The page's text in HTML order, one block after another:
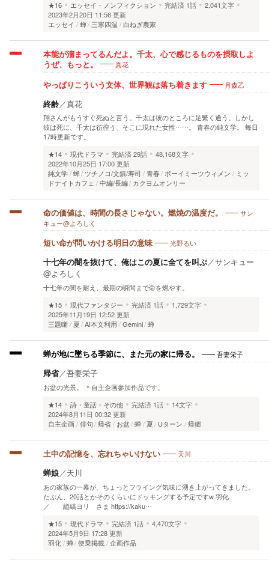
★16
エッセイ・ノンフィクション 完結済 1話
2,041文字
2023年2月20日 11:56 更新
エッセイ
蝉 三寒四温 白ねぎ農家
本能が溜まってるんだよ。千太、心で感じるものを摂取しよ
うぜ、もっと。
真花
やっぱりこういう文体、世界観は落ち着きます 月森乙
終齢／真花
翔さんがもうすぐ死ぬと言う。千太は彼のところに足繁く通う。しかし
彼は死に、千太は彷徨う、そこに現れた女性……。 青春の純文学。 毎日
17時更新です。
★14
現代ドラマ 完結済29話
48,168文字
2022年10月25日 17:00 更新
純文学 蝉 ツチノコ/文鎮/寿司 青春 ボーイミーツウィメン
ミッ
ドナイトカフェ
中編/長編 カクヨムオンリー
命の価値は、時間の長さじゃない。燃焼の温度だ。
サン
キュー@よろしく
短い命が問いかける明日の意味 光野るい
十七年の闇を抜けて、俺はこの夏に全てを叫ぶ／サンキュー
@よろしく
十七年の闇を耐え、最期の瞬間まで命を燃やす。
★15
現代ファンタジー 完結済 1話
1,729文字
2025年11月19日 12:52 更新
三題噺 夏 AI本文利用 Gemini 蝉
蝉が地に墜ちる季節に、また元の家に帰る。 吾妻栄子
帰省／吾妻栄子
お盆の光景。 ＊自主企画参加作品です。
★14
詩・童話・その他 完結済 1話
14文字
2024年8月11日 00:32 更新
自主企画 俳句 帰省 お盆 蝉 夏 Uターン 帰郷
土中の記憶を、忘れちゃいけない 天川
蝉娘／天川
あの家族の一幕が、ちょっとフライング気味に湧き上がってきました。
たぶん、20話とかそのくらいにドッキングする予定ですw 羽化
／ 縦縞ヨリ さま https://kaku…
★15
現代ドラマ 完結済 1話
4,470文字
2024年5月9日 17:28 更新
羽化 蝉 便乗掲載 企画作品